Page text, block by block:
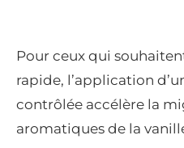
Pour ceux qui
rapide, l’application
contrôlée accélère la
aromatiques de la